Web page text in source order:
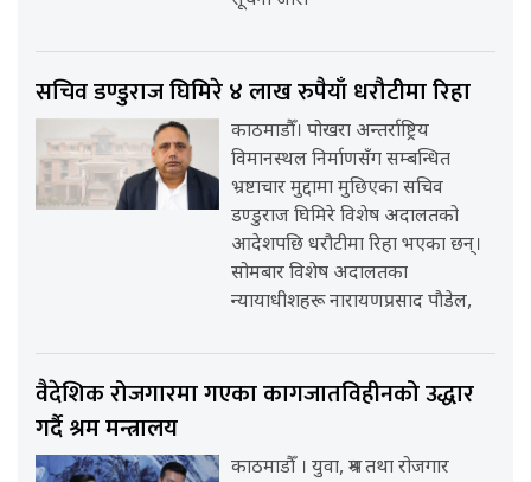
सचिव डण्डुराज घिमिरे ४ लाख रुपैयाँ धरौटीमा रिहा
काठमाडौँ। पोखरा अन्तर्राष्ट्रिय
विमानस्थल निर्माणसँग सम्बन्धित
भ्रष्टाचार मुद्दामा मुछिएका सचिव
डण्डुराज घिमिरे विशेष अदालतको
आदेशपछि धरौटीमा रिहा भएका छन्।
सोमबार विशेष अदालतका
न्यायाधीशहरू नारायणप्रसाद पौडेल,
वैदेशिक रोजगारमा गएका कागजातविहीनको उद्धार
गर्दै श्रम मन्त्रालय
काठमाडौँ । युवा, श्रम तथा रोजगार